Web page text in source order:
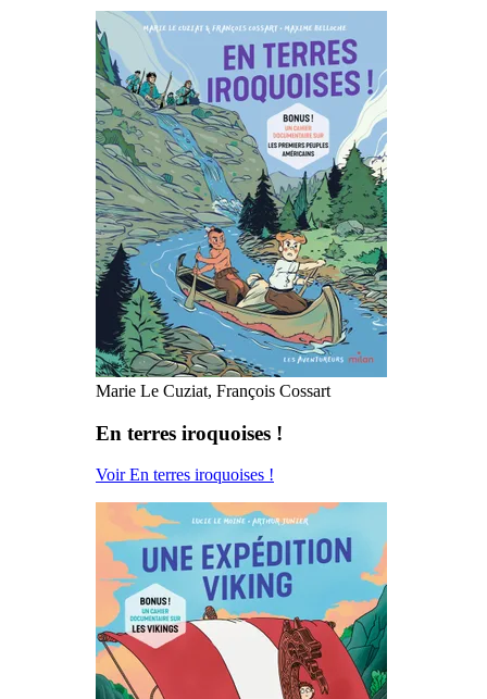
Marie Le Cuziat, François Cossart
En terres iroquoises !
Voir En terres iroquoises !